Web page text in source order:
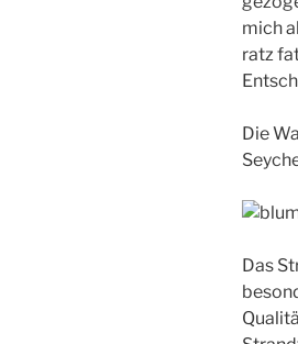
mich
ratz
Die
Das